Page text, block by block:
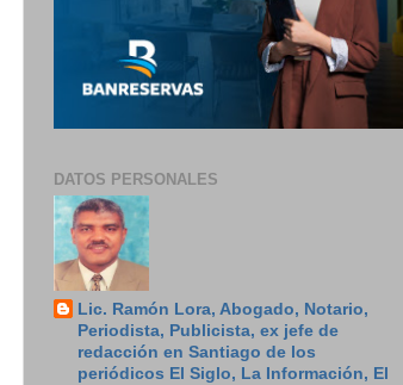
DATOS PERSONALES
Lic. Ramón Lora, Abogado, Notario,
Periodista, Publicista, ex jefe de
redacción en Santiago de los
periódicos El Siglo, La Información, El